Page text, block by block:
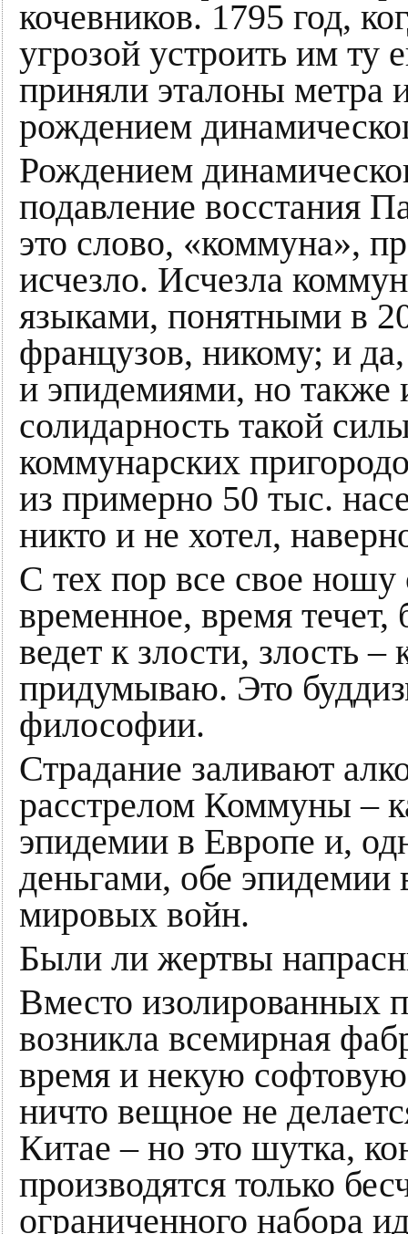
кочевников. 1795 год,
угрозой устроить им ту
приняли эталоны метра
рождением
Рождением
подавление восстания
это слово, «коммуна»,
исчезло. Исчезла
языками, понятными в
французов, никому; и
и эпидемиями, но также
солидарность такой
коммунарских
из примерно 50 тыс.
никто и не хотел,
С тех пор все свое
временное, время течет,
ведет к злости, злость
придумываю. Это
философии.
Страдание заливают
расстрелом Коммуны –
эпидемии в Европе и,
деньгами, обе эпидемии
мировых войн.
Были ли жертвы
Вместо изолированных
возникла всемирная
время и некую
ничто вещное не
Китае – но это шутка,
производятся только
ограниченного набора